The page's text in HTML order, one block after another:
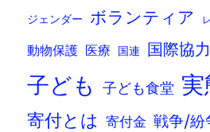
ジェンダー ボランティア
動物保護 医療 国連 国際協力
子ども 子ども食堂
寄付とは 寄付金 戦争/紛